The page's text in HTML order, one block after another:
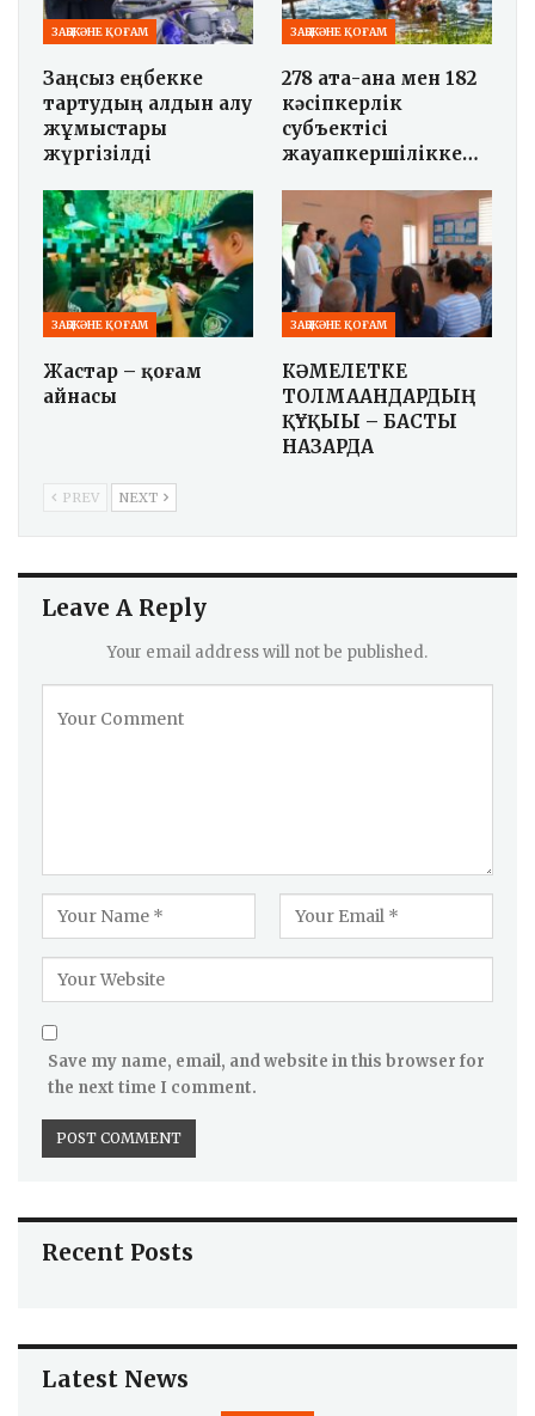
ЗАҢ ЖӘНЕ ҚОҒАМ
Заңсыз еңбекке
тартудың алдын алу
жұмыстары
жүргізілді
ЗАҢ ЖӘНЕ ҚОҒАМ
278 ата-ана мен 182
кәсіпкерлік
субъектісі
жауапкершілікке…
ЗАҢ ЖӘНЕ ҚОҒАМ
Жастар – қоғам
айнасы
ЗАҢ ЖӘНЕ ҚОҒАМ
КӘМЕЛЕТКЕ
ТОЛМАҒАНДАРДЫҢ
ҚҰҚЫҒЫ – БАСТЫ
НАЗАРДА
PREV NEXT
Leave A Reply
Your email address will not be published.
Save my name, email, and website in this browser for
the next time I comment.
Recent Posts
Latest News